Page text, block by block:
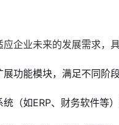
企业未来的发展需求，具
功能模块，满足不同阶
（如ERP、财务软件等）